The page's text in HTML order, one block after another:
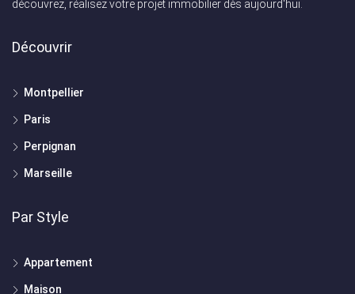
découvrez, réalisez votre projet immobilier dès aujourd'hui.
Découvrir
Montpellier
Paris
Perpignan
Marseille
Par Style
Appartement
Maison